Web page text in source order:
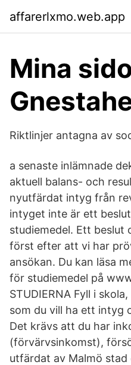
affarerlxmo.web.app
Mina
Riktlinjer antagna av
a senaste inlämnade
aktuell balans- och
nyutfärdat intyg från
intyget inte är ett
studiemedel. Ett beslut
först efter att vi har
ansökan. Du kan läsa
för studiemedel på
STUDIERNA Fyll i
som du vill ha ett intyg
Det krävs att du har
(förvärvsinkomst),
utfärdat av Malmö